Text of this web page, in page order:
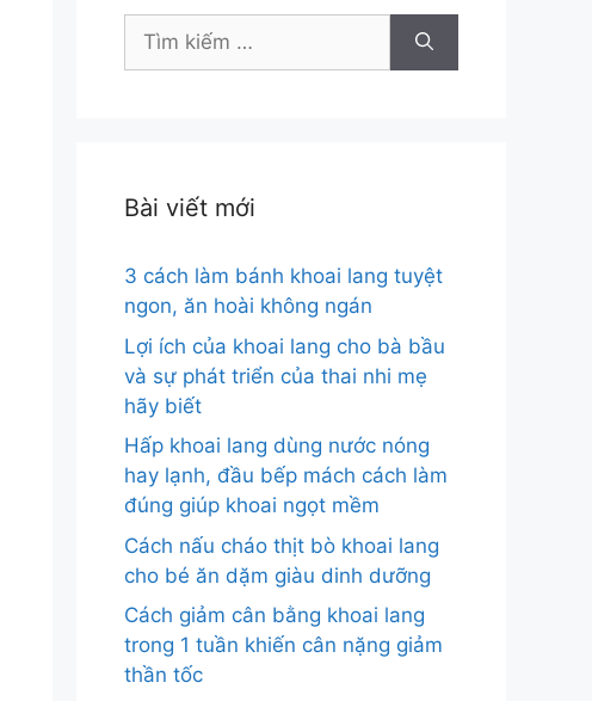
Tìm
Bài viết mới
3 cách làm bánh khoai lang tuyệt
ngon, ăn hoài không ngán
Lợi ích của khoai lang cho bà bầu
và sự phát triển của thai nhi mẹ
hãy biết
Hấp khoai lang dùng nước nóng
hay lạnh, đầu bếp mách cách làm
đúng giúp khoai ngọt mềm
Cách nấu cháo thịt bò khoai lang
cho bé ăn dặm giàu dinh dưỡng
Cách giảm cân bằng khoai lang
trong 1 tuần khiến cân nặng giảm
thần tốc